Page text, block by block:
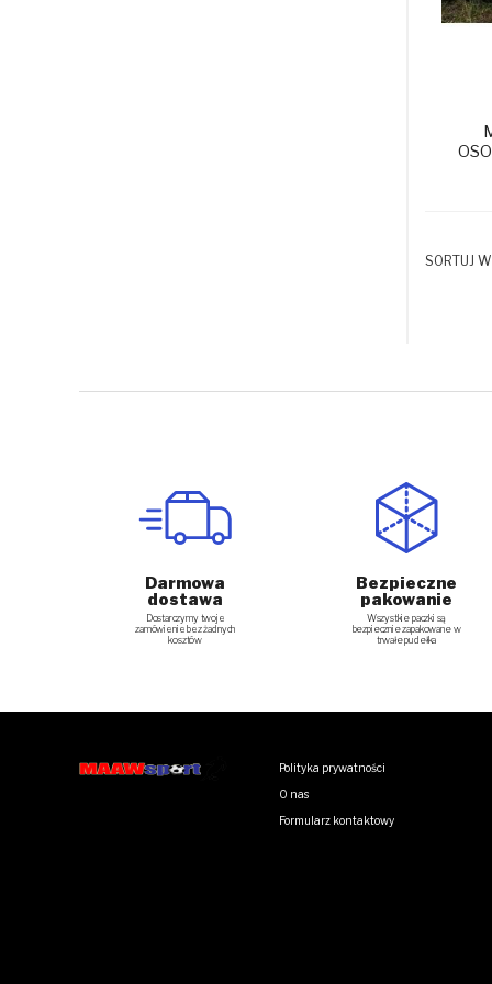
SORTUJ
Darmowa
dostawa
Dostarczymy twoje
zamówienie bez żadnych
kosztów
Bezpieczne
pakowanie
Wszystkie paczki są
bezpiecznie zapakowane w
trwałe pudełka
Polityka prywatności
O nas
Formularz kontaktowy